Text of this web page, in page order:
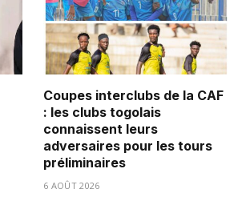
Coupes interclubs de la CAF
: les clubs togolais
connaissent leurs
adversaires pour les tours
préliminaires
6 AOÛT 2026